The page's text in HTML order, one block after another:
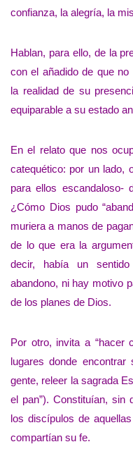
confianza, la alegría, la
Hablan, para ello, de la
con el añadido de que no
la realidad de su
equiparable a su estado
En el relato que nos
catequético: por un lado,
para ellos
¿Cómo Dios pudo
muriera a manos de
de lo que era la
decir, había un
abandono, ni hay motivo
de los planes de Dios.
Por otro, invita a “hacer
lugares donde
gente, releer la sagrada
el pan”). Constituían, sin
los discípulos de
compartían su fe.